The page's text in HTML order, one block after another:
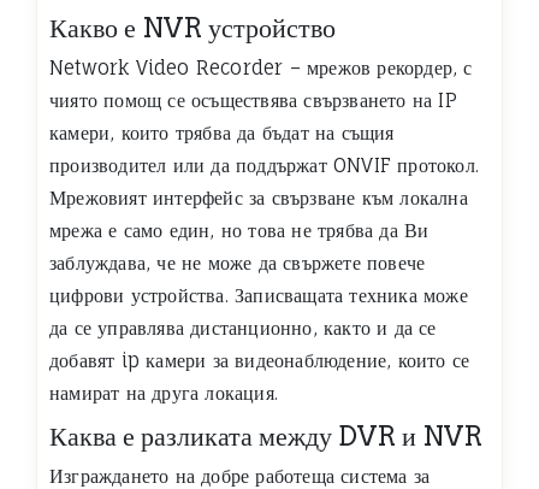
Какво е NVR устройство
Network Video Recorder – мрежов рекордер, с
чиято помощ се осъществява свързването на IP
камери, които трябва да бъдат на същия
производител или да поддържат ONVIF протокол.
Мрежовият интерфейс за свързване към локална
мрежа е само един, но това не трябва да Ви
заблуждава, че не може да свържете повече
цифрови устройства. Записващата техника може
да се управлява дистанционно, както и да се
добавят ip камери за видеонаблюдение, които се
намират на друга локация.
Каква е разликата между DVR и NVR
Изграждането на добре работеща система за